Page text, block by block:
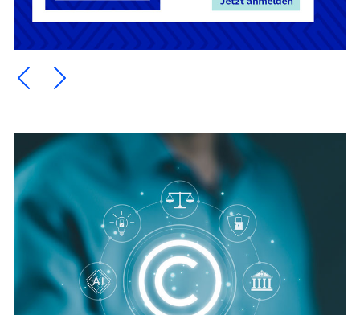
Ein Element zurück blättern
Ein Element weiter blättern